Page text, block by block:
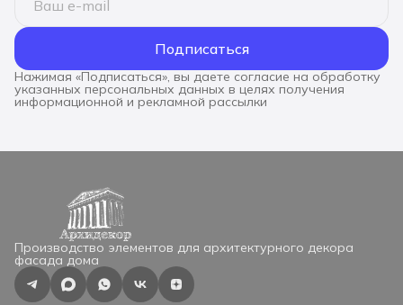
Подписаться
Нажимая «Подписаться», вы даете согласие на обработку
указанных персональных данных в целях получения
информационной и рекламной рассылки
Производство элементов для архитектурного декора
фасада дома